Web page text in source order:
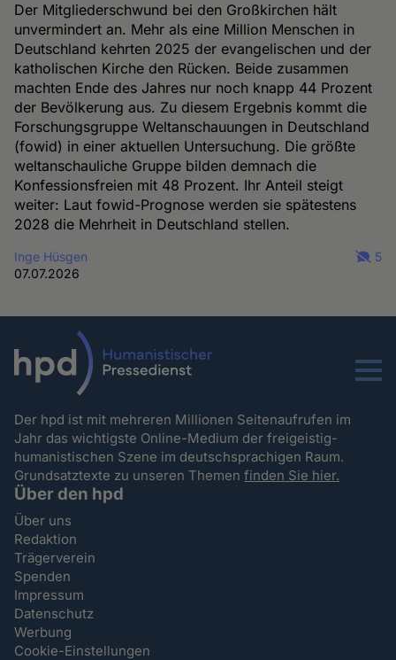
Der Mitgliederschwund bei den Großkirchen hält
unvermindert an. Mehr als eine Million Menschen in
Deutschland kehrten 2025 der evangelischen und der
katholischen Kirche den Rücken. Beide zusammen
machten Ende des Jahres nur noch knapp 44 Prozent
der Bevölkerung aus. Zu diesem Ergebnis kommt die
Forschungsgruppe Weltanschauungen in Deutschland
(fowid) in einer aktuellen Untersuchung. Die größte
weltanschauliche Gruppe bilden demnach die
Konfessionsfreien mit 48 Prozent. Ihr Anteil steigt
weiter: Laut fowid-Prognose werden sie spätestens
2028 die Mehrheit in Deutschland stellen.
Inge Hüsgen
07.07.2026
5
Menu
Der hpd ist mit mehreren Millionen Seitenaufrufen im
Jahr das wichtigste Online-Medium der freigeistig-
humanistischen Szene im deutschsprachigen Raum.
Grundsatztexte zu unseren Themenfinden Sie hier.
Über den hpd
Über uns
Redaktion
Trägerverein
Spenden
Impressum
Datenschutz
Werbung
Cookie-Einstellungen